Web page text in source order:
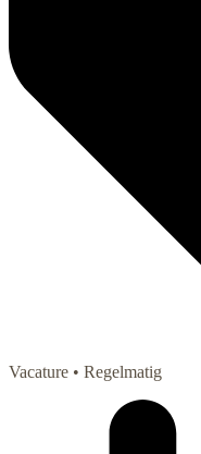
Vacature • Regelmatig